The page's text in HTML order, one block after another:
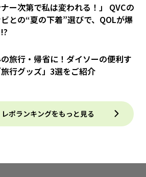
ナー次第で私は変われる！」 QVCの
との“夏の下着”選びで、QOLが爆
旅行・帰省に！ダイソーの便利す
行グッズ」3選をご紹介
レポランキングをもっと見る